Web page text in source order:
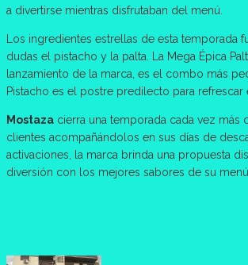
a divertirse mientras disfrutaban del menú.
Los ingredientes estrellas de esta temporada
dudas el pistacho y la palta. La Mega Épica
lanzamiento de la marca, es el combo más
Pistacho es el postre predilecto para refrescar
Mostaza cierra una temporada cada vez más
clientes acompañándolos en sus días de
activaciones, la marca brinda una propuesta
diversión con los mejores sabores de su menú.